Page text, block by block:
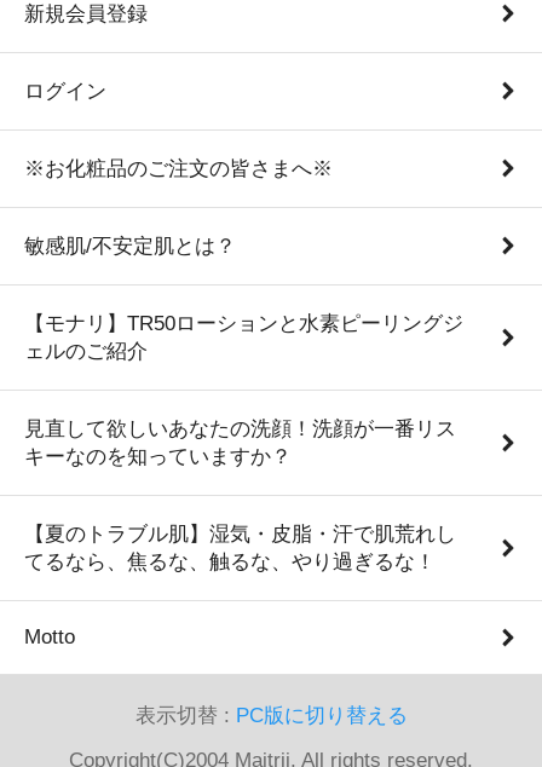
新規会員登録
ログイン
※お化粧品のご注文の皆さまへ※
敏感肌/不安定肌とは？
【モナリ】TR50ローションと水素ピーリングジ
ェルのご紹介
見直して欲しいあなたの洗顔！洗顔が一番リス
キーなのを知っていますか？
【夏のトラブル肌】湿気・皮脂・汗で肌荒れし
てるなら、焦るな、触るな、やり過ぎるな！
Motto
表示切替 : PC版に切り替える
Copyright(C)2004 Maitrii, All rights reserved.